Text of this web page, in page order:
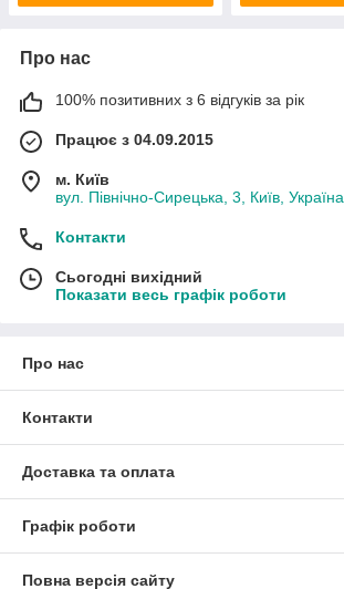
Про нас
100% позитивних з 6 відгуків за рік
Працює з 04.09.2015
м. Київ
вул. Північно-Сирецька, 3, Київ, Україна
Контакти
Сьогодні вихідний
Показати весь графік роботи
Про нас
Контакти
Доставка та оплата
Графік роботи
Повна версія сайту